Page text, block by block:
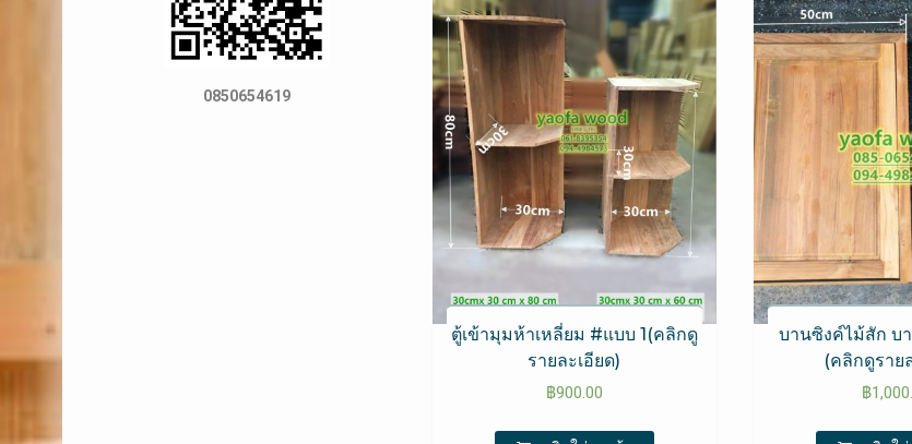
ตู้เข้ามุมห้าเหลี่ยม #แบบ 1(คลิกดู
รายละเอียด)
฿900.00
บานซิงค์ไม้สัก บ
(คลิกดูราย
฿
0850654619